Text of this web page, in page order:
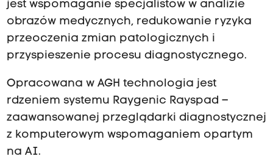
jest wspomaganie specjalistów w analizie
obrazów medycznych, redukowanie ryzyka
przeoczenia zmian patologicznych i
przyspieszenie procesu diagnostycznego.
Opracowana w AGH technologia jest
rdzeniem systemu Raygenic Rayspad –
zaawansowanej przeglądarki diagnostycznej
z komputerowym wspomaganiem opartym
na AI.